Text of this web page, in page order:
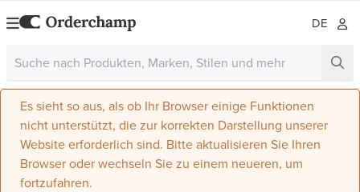
DE
Es sieht so aus, als ob Ihr Browser einige Funktionen
nicht unterstützt, die zur korrekten Darstellung unserer
Website erforderlich sind. Bitte aktualisieren Sie Ihren
Browser oder wechseln Sie zu einem neueren, um
fortzufahren.